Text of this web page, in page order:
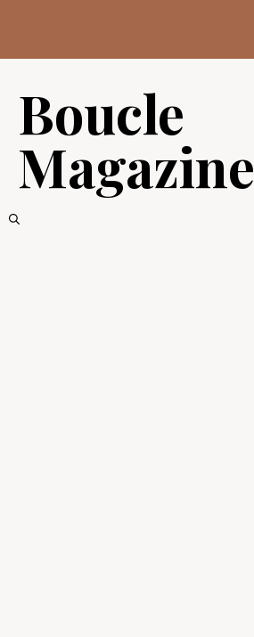
contenu
Boucle
Magazine